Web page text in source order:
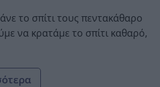
το σπίτι τους πεντακάθαρο
να κρατάμε το σπίτι καθαρό,